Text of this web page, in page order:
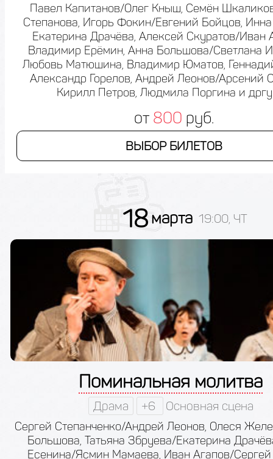
Павел Капитанов/Олег Кныш, Семён
Степанова, Игорь Фокин/Евгений Бойцов,
Екатерина Драчёва, Алексей Скуратов/Иван
Владимир Ерёмин, Анна Большова/Светлана
Любовь Матюшина, Владимир Юматов,
Александр Горелов, Андрей Леонов/Арсений
Кирилл Петров, Людмила Поргина и
от 800 руб.
ВЫБОР БИЛЕТОВ
18марта 19:00, ЧТ
Поминальная молитва
Драма +6 Основная сцена
Сергей Степанченко/Андрей Леонов, Олеся
Большова, Татьяна Збруева/Екатерина
Есенина/Ясмин Мамаева, Иван Агапов/